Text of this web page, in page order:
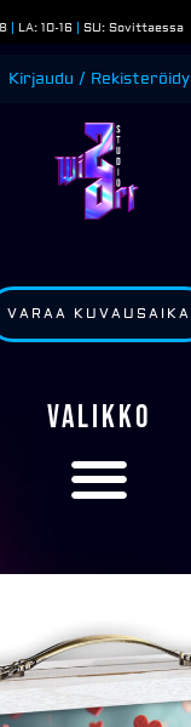
| LA: 10-16 | SU: Sovittaessa
Kirjaudu / Rekisteröidy
VARAA KUVAUSAIKA
VALIKKO